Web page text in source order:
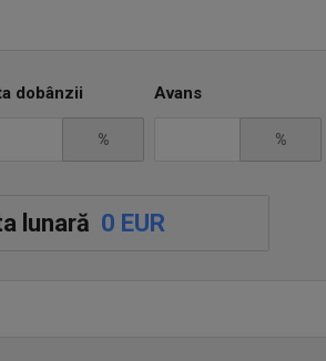
dobânzii
%
Avans
%
lunară 0 EUR